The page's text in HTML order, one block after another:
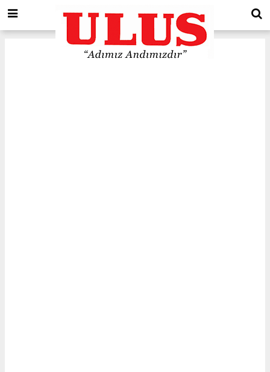
Erzincaniçin Tol ve Trafik durumu